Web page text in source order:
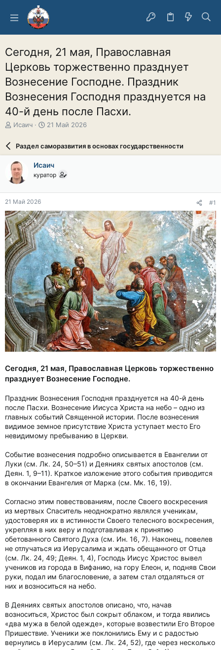
Сегодня, 21 мая, Православная
Церковь торжественно празднует
Вознесение Господне. Праздник
Вознесения Господня празднуется на
40-й день после Пасхи.
А
о
р
т
е
м
ы
Исаич
Д
а
а
ч
л
21 Май 2026
Раздел саморазвития в основах государственности
Исаич
куратор
21 Май 2026 #1
Сегодня, 21 мая, Православная Церковь торжественно
празднует Вознесение Господне.
Праздник Вознесения Господня празднуется на 40-й день
после Пасхи. Вознесение Иисуса Христа на небо – одно из
главных событий Священной истории. После вознесения
видимое земное присутствие Христа уступает место Его
невидимому пребыванию в Церкви.
Событие вознесения подробно описывается в Евангелии от
Луки (см. Лк. 24, 50–51) и Деяниях святых апостолов (см.
Деян. 1, 9–11). Краткое изложение этого события приводится
в окончании Евангелия от Марка (см. Мк. 16, 19).
Согласно этим повествованиям, после Своего воскресения
из мертвых Спаситель неоднократно являлся ученикам,
удостоверяя их в истинности Своего телесного воскресения,
укрепляя в них веру и подготавливая к принятию
обетованного Святого Духа (см. Ин. 16, 7). Наконец, повелев
не отлучаться из Иерусалима и ждать обещанного от Отца
(см. Лк. 24, 49; Деян. 1, 4), Господь Иисус Христос вывел
учеников из города в Вифанию, на гору Елеон, и, подняв Свои
руки, подал им благословение, а затем стал отдаляться от
них и возноситься на небо.
В Деяниях святых апостолов описано, что, начав
возноситься, Христос был сокрыт облаком, и тогда явились
«два мужа в белой одежде», которые возвестили Его Второе
Пришествие. Ученики же поклонились Ему и с радостью
вернулись в Иерусалим (см. Лк. 24, 52), где через несколько